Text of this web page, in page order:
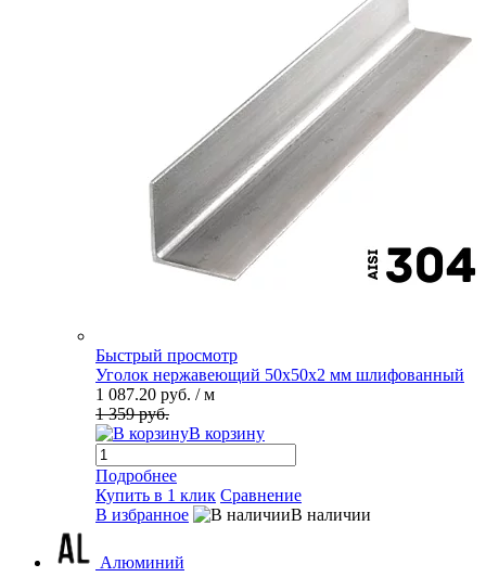
Быстрый просмотр
Уголок нержавеющий 50х50х2 мм шлифованный
1 087.20 руб. / м
1 359 руб.
В корзину
Подробнее
Купить в 1 клик Сравнение
В избранное
В наличии
Алюминий